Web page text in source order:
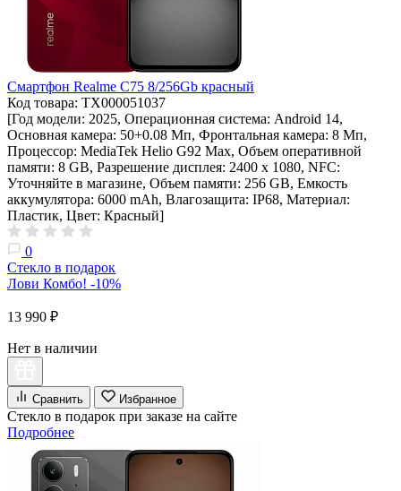
Смартфон Realme C75 8/256Gb красный
Код товара: ТХ000051037
[Год модели: 2025, Операционная система: Android 14,
Основная камера: 50+0.08 Мп, Фронтальная камера: 8 Мп,
Процессор: MediaTek Helio G92 Max, Объем оперативной
памяти: 8 GB, Разрешение дисплея: 2400 x 1080, NFC:
Уточняйте в магазине, Объем памяти: 256 GB, Емкость
аккумулятора: 6000 mAh, Влагозащита: IP68, Материал:
Пластик, Цвет: Красный]
0
Стекло в подарок
Лови Комбо! -10%
13 990 ₽
Нет в наличии
Сравнить Избранное
Стекло в подарок при заказе на сайте
Подробнее